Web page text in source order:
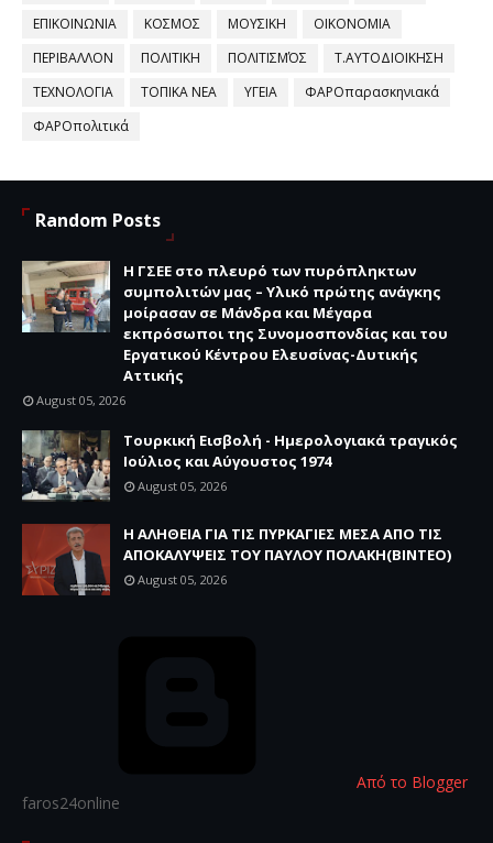
ΕΠΙΚΟΙΝΩΝΙΑ
ΚΟΣΜΟΣ ΜΟΥΣΙΚΗ
ΟΙΚΟΝΟΜΙΑ
ΠΕΡΙΒΑΛΛΟΝ
ΠΟΛΙΤΙΚΗ ΠΟΛΙΤΙΣΜΌΣ
Τ.ΑΥΤΟΔΙΟΙΚΗΣΗ
ΤΕΧΝΟΛΟΓΙΑ
ΤΟΠΙΚΑ ΝΕΑ ΥΓΕΙΑ
ΦΑΡΟπαρασκηνιακά
ΦΑΡΟπολιτικά
Random Posts
H ΓΣΕΕ στο πλευρό των πυρόπληκτων
συμπολιτών μας – Υλικό πρώτης ανάγκης
μοίρασαν σε Μάνδρα και Μέγαρα
εκπρόσωποι της Συνομοσπονδίας και του
Εργατικού Κέντρου Ελευσίνας-Δυτικής
Αττικής
August 05, 2026
Τουρκική Εισβολή - Ημερολογιακά τραγικός
Ιούλιος και Αύγουστος 1974
August 05, 2026
Η ΑΛΗΘΕΙΑ ΓΙΑ ΤΙΣ ΠΥΡΚΑΓΙΕΣ ΜΕΣΑ ΑΠΟ ΤΙΣ
ΑΠΟΚΑΛΥΨΕΙΣ ΤΟΥ ΠΑΥΛΟΥ ΠΟΛΑΚΗ(ΒΙΝΤΕΟ)
August 05, 2026
Από το Blogger
faros24online